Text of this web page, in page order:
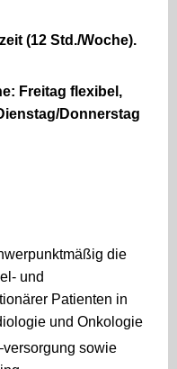
(12 Std./Woche).
Freitag flexibel,
Donnerstag
die
und
Patienten in
und Onkologie
sowie